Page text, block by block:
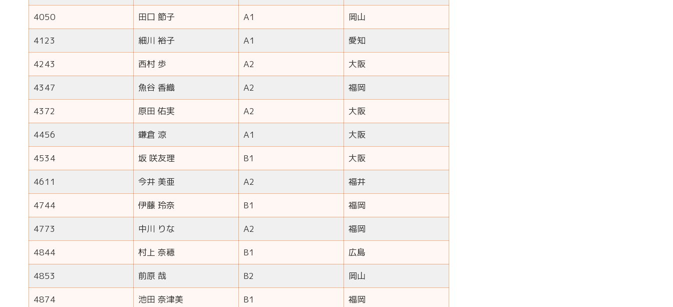
4050 田口 節子 A1 岡山
4123 細川 裕子 A1 愛知
4243 西村 歩 A2 大阪
4347 魚谷 香織 A2 福岡
4372 原田 佑実 A2 大阪
4456 鎌倉 涼 A1 大阪
4534 坂 咲友理 B1 大阪
4611 今井 美亜 A2 福井
4744 伊藤 玲奈 B1 福岡
4773 中川 りな A2 福岡
4844 村上 奈穂 B1 広島
4853 前原 哉 B2 岡山
4874 池田 奈津美 B1 福岡